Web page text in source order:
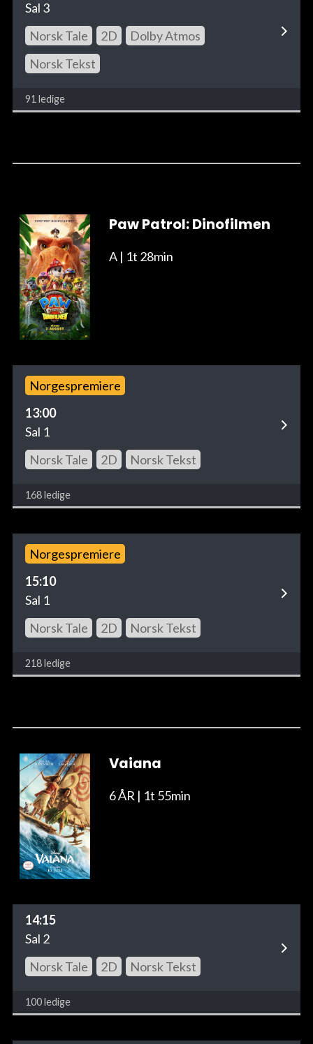
Sal 3
Norsk Tale
2D
Dolby Atmos
Norsk Tekst
91 ledige
Paw Patrol: Dinofilmen
A | 1t 28min
Norgespremiere
13:00
Sal 1
Norsk Tale
2D Norsk Tekst
168 ledige
Norgespremiere
15:10
Sal 1
Norsk Tale
2D Norsk Tekst
218 ledige
Vaiana
6 ÅR | 1t 55min
14:15
Sal 2
Norsk Tale
2D Norsk Tekst
100 ledige